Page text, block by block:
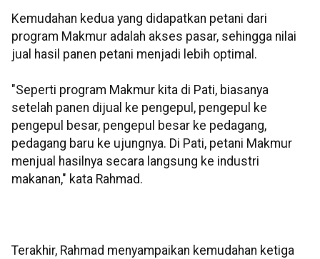
Kemudahan kedua yang didapatkan petani dari
program Makmur adalah akses pasar, sehingga nilai
jual hasil panen petani menjadi lebih optimal.
"Seperti program Makmur kita di Pati, biasanya
setelah panen dijual ke pengepul, pengepul ke
pengepul besar, pengepul besar ke pedagang,
pedagang baru ke ujungnya. Di Pati, petani Makmur
menjual hasilnya secara langsung ke industri
makanan," kata Rahmad.
Terakhir, Rahmad menyampaikan kemudahan ketiga